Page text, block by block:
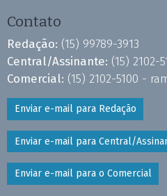
Contato
Redação: (15) 99789-3913
Central/Assinante: (15) 2102-
Comercial: (15) 2102-5100 -
Enviar e-mail para Redação
Enviar e-mail para Central/
Enviar e-mail para o Comercial